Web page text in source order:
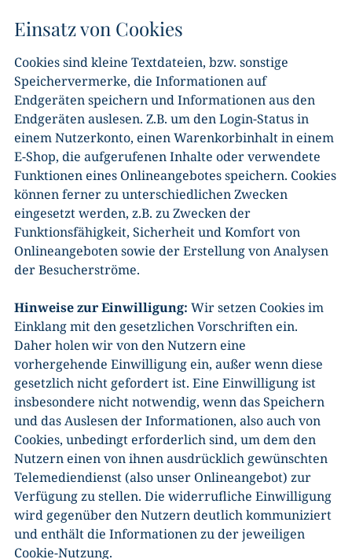
Einsatz von Cookies
Cookies sind kleine Textdateien, bzw. sonstige
Speichervermerke, die Informationen auf
Endgeräten speichern und Informationen aus den
Endgeräten auslesen. Z.B. um den Login-Status in
einem Nutzerkonto, einen Warenkorbinhalt in einem
E-Shop, die aufgerufenen Inhalte oder verwendete
Funktionen eines Onlineangebotes speichern. Cookies
können ferner zu unterschiedlichen Zwecken
eingesetzt werden, z.B. zu Zwecken der
Funktionsfähigkeit, Sicherheit und Komfort von
Onlineangeboten sowie der Erstellung von Analysen
der Besucherströme.
Hinweise zur Einwilligung: Wir setzen Cookies im
Einklang mit den gesetzlichen Vorschriften ein.
Daher holen wir von den Nutzern eine
vorhergehende Einwilligung ein, außer wenn diese
gesetzlich nicht gefordert ist. Eine Einwilligung ist
insbesondere nicht notwendig, wenn das Speichern
und das Auslesen der Informationen, also auch von
Cookies, unbedingt erforderlich sind, um dem den
Nutzern einen von ihnen ausdrücklich gewünschten
Telemediendienst (also unser Onlineangebot) zur
Verfügung zu stellen. Die widerrufliche Einwilligung
wird gegenüber den Nutzern deutlich kommuniziert
und enthält die Informationen zu der jeweiligen
Cookie-Nutzung.